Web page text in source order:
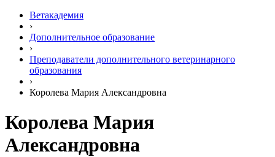
Ветакадемия
›
Дополнительное образование
›
Преподаватели дополнительного ветеринарного
образования
›
Королева Мария Александровна
Королева Мария
Александровна